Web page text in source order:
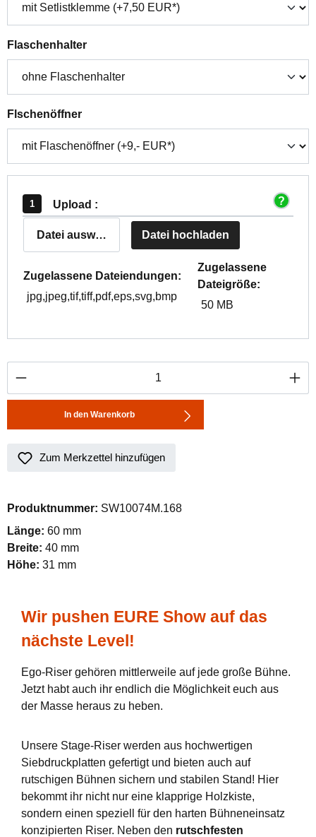
Flaschenhalterauswählen
Flschenöffnerauswählen
Upload :
Datei auswählen Datei hochladen
Zugelassene Dateiendungen:
jpg,jpeg,tif,tiff,pdf,eps,svg,bmp
Zugelassene
Dateigröße:
50 MB
Produkt Anzahl: Gib den gewünschten
In den Warenkorb
Zum Merkzettel hinzufügen
Produktnummer: SW10074M.168
Länge: 60 mm
Breite: 40 mm
Höhe: 31 mm
Wir pushen EURE Show auf das
nächste Level!
Ego-Riser gehören mittlerweile auf jede große Bühne.
Jetzt habt auch ihr endlich die Möglichkeit euch aus
der Masse heraus zu heben.
Unsere Stage-Riser werden aus hochwertigen
Siebdruckplatten gefertigt und bieten auch auf
rutschigen Bühnen sichern und stabilen Stand! Hier
bekommt ihr nicht nur eine klapprige Holzkiste,
sondern einen speziell für den harten Bühneneinsatz
konzipierten Riser. Neben den rutschfesten